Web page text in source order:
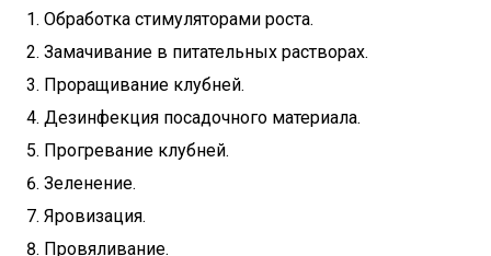
Обработка стимуляторами роста.
Замачивание в питательных растворах.
Проращивание клубней.
Дезинфекция посадочного материала.
Прогревание клубней.
Зеленение.
Яровизация.
Провяливание.